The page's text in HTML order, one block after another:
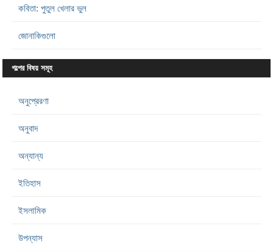
কবিতা: পুতুল খেলার ভুল
জোনাকিগুলো
গল্পের বিষয় সমূহ
অনুপ্রেরণা
অনুবাদ
অন্যান্য
ইতিহাস
ইসলামিক
উপন্যাস